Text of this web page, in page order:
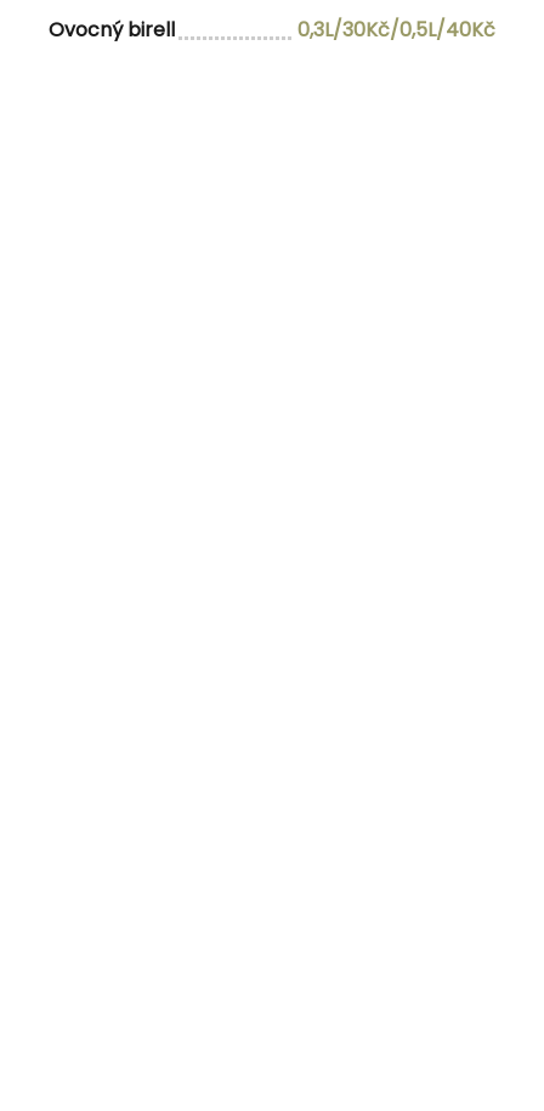
RELATED POSTS
Ovocný birell
0,3L/30Kč/0,5L/40Kč